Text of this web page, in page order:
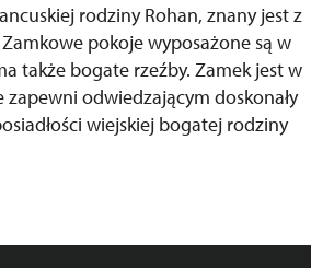
rodziny Rohan, znany jest z
pokoje wyposażone są w
także bogate rzeźby. Zamek jest w
odwiedzającym doskonały
wiejskiej bogatej rodziny